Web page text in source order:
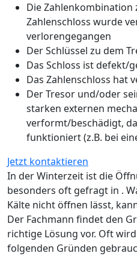
Die Zahlenkombination
Zahlenschloss wurde
verlorengegangen
Der Schlüssel zu dem
Das Schloss ist defekt/
Das Zahlenschloss hat
Der Tresor und/oder
starken externen
verformt/beschädigt,
funktioniert (z.B. bei
Jetzt kontaktieren
In der Winterzeit ist die
besonders oft gefragt in .
Kälte nicht öffnen lässt,
Der Fachmann findet den
richtige Lösung vor. Oft
folgenden Gründen